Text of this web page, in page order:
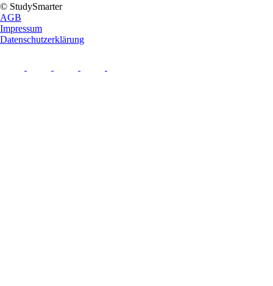
© StudySmarter
AGB
Impressum
Datenschutzerklärung